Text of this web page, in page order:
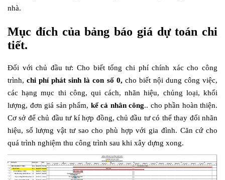
nhà.
Mục đích của bảng báo giá dự toán chi
tiết.
Đối với chủ đầu tư: Cho biết tổng chi phí chính xác cho công
trình,chi phí phát sinh là con số 0, cho biết nội dung công việc,
các hạng mục thi công, qui cách, nhãn hiệu, chủng loại, khối
lượng, đơn giá sản phẩm, kể cả nhân công.. cho phần hoàn thiện.
Cơ sở để chủ đầu tư kí hợp đồng, chủ đầu tư có thể thay đổi nhãn
hiệu, số lượng vật tư sao cho phù hợp với gia đình. Căn cứ cho
quá trình nghiệm thu công trình sau khi xây dựng xong.